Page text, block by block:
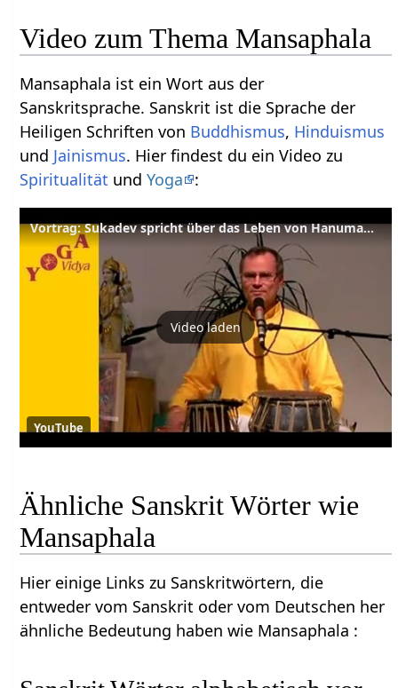
Video zum Thema Mansaphala
Mansaphala ist ein Wort aus der
Sanskritsprache. Sanskrit ist die Sprache der
Heiligen Schriften von Buddhismus, Hinduismus
und Jainismus. Hier findest du ein Video zu
Spiritualität undYoga :
Vortrag: Sukadev spricht über das Leben von Hanuman und Rama
Video laden
YouTube
Ähnliche Sanskrit Wörter wie
Mansaphala
Hier einige Links zu Sanskritwörtern, die
entweder vom Sanskrit oder vom Deutschen her
ähnliche Bedeutung haben wie Mansaphala :